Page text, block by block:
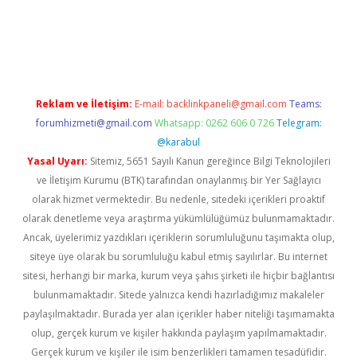
Reklam ve İletişim: E-mail: backlinkpaneli@gmail.com Teams:
forumhizmeti@gmail.com Whatsapp: 0262 606 0 726 Telegram:
@karabul
Yasal Uyarı: Sitemiz, 5651 Sayılı Kanun gereğince Bilgi Teknolojileri
ve İletişim Kurumu (BTK) tarafından onaylanmış bir Yer Sağlayıcı
olarak hizmet vermektedir. Bu nedenle, sitedeki içerikleri proaktif
olarak denetleme veya araştırma yükümlülüğümüz bulunmamaktadır.
Ancak, üyelerimiz yazdıkları içeriklerin sorumluluğunu taşımakta olup,
siteye üye olarak bu sorumluluğu kabul etmiş sayılırlar. Bu internet
sitesi, herhangi bir marka, kurum veya şahıs şirketi ile hiçbir bağlantısı
bulunmamaktadır. Sitede yalnızca kendi hazırladığımız makaleler
paylaşılmaktadır. Burada yer alan içerikler haber niteliği taşımamakta
olup, gerçek kurum ve kişiler hakkında paylaşım yapılmamaktadır.
Gerçek kurum ve kişiler ile isim benzerlikleri tamamen tesadüfidir.